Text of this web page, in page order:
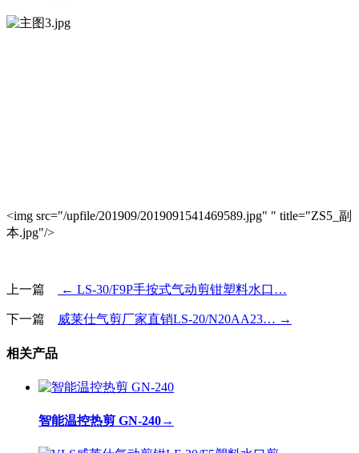
<img src="/upfile/201909/2019091541469589.jpg" " title="ZS5_副
本.jpg"/>
上一篇 ← LS-30/F9P手按式气动剪钳塑料水口…
下一篇 威莱仕气剪厂家直销LS-20/N20AA23… →
相关产品
智能温控热剪 GN-240→